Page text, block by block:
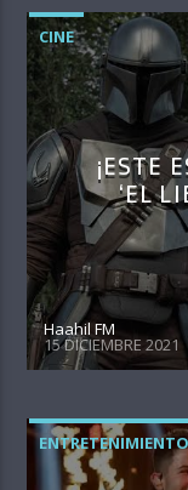
CINE
¡ESTE
‘EL
Haahil FM
15 DICIEMBRE 2021